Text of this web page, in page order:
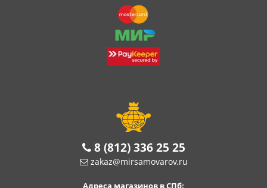
8 (812) 336 25 25
zakaz@mirsamovarov.ru
Адреса магазинов в СПб: